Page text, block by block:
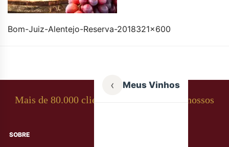
Bom-Juiz-Alentejo-Reserva-2018321×600
‹ Meus Vinhos
Mais de 80.000 clientes apaixonados por nossos
SOBRE